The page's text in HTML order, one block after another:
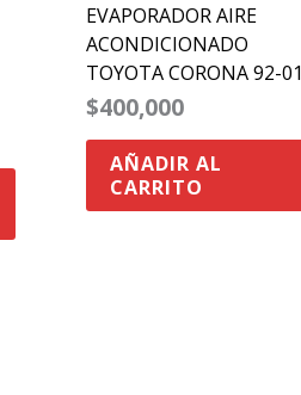
EVAPORADOR AIRE
ACONDICIONADO
TOYOTA CORONA 92-01
$400,000
AÑADIR AL
CARRITO